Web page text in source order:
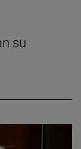
su